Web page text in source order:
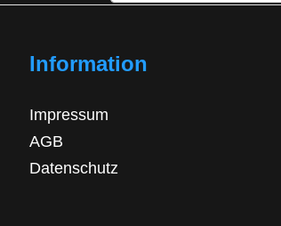
Information
Impressum
AGB
Datenschutz